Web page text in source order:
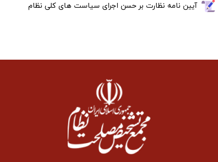
آیین نامه نظارت بر حسن اجرای سیاست های کلی نظام